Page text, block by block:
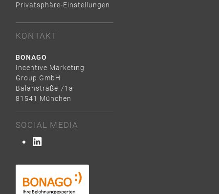
Privatsphäre-Einstellungen
KONTAKT
BONAGO
Incentive Marketing
Group GmbH
Balanstraße 71a
81541 München
SOCIAL MEDIA